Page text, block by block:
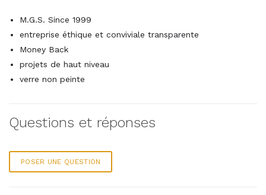
M.G.S. Since 1999
entreprise éthique et conviviale transparente
Money Back
projets de haut niveau
verre non peinte
Questions et réponses
POSER UNE QUESTION